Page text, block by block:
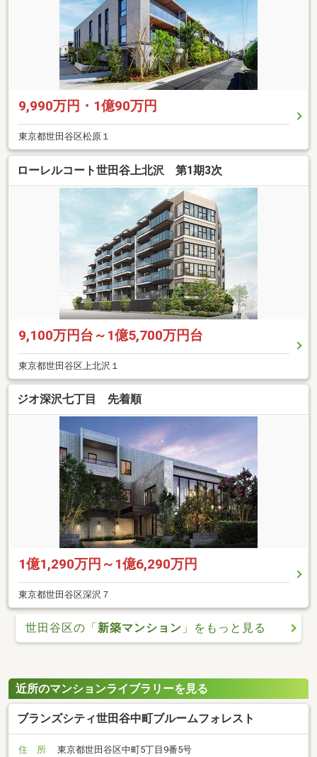
9,990万円・1億90万円
東京都世田谷区松原１
ローレルコート世田谷上北沢 第1期3次
9,100万円台～1億5,700万円台
東京都世田谷区上北沢１
ジオ深沢七丁目 先着順
1億1,290万円～1億6,290万円
東京都世田谷区深沢７
世田谷区の「新築マンション 」をもっと見る
近所のマンションライブラリーを見る
ブランズシティ世田谷中町ブルームフォレスト
住 所
東京都世田谷区中町5丁目9番5号